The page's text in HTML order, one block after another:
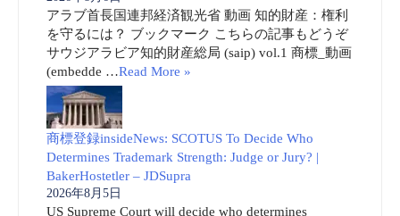
アラブ首長国連邦経済観光省 動画 知的財産：権利
を守るには？ ブックマーク こちらの記事もどうぞ
サウジアラビア知的財産総局 (saip) vol.1 商標_動画
(embedde …Read More »
商標登録insideNews: SCOTUS To Decide Who
Determines Trademark Strength: Judge or Jury? |
BakerHostetler – JDSupra
2026年8月5日
US Supreme Court will decide who determines